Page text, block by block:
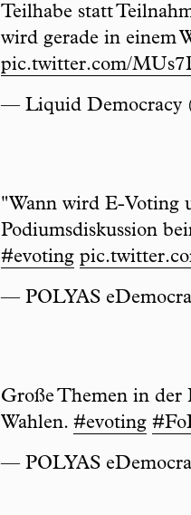
Teilhabe statt
wird gerade in einem
pic.twitter.com/
— Liquid Democracy
"Wann wird E-Voting
Podiumsdiskussion
#evoting
— POLYAS
Große Themen in der
Wahlen. #evoting
— POLYAS